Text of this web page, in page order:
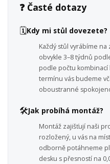
❓ Časté dotazy
🗓️Kdy mi stůl dovezete?
Každý stůl vyrábíme
obvykle 3–8 týdnů
podle počtu kombinací
termínu vás budeme
oboustranné
🛠️Jak probíhá montáž?
Montáž zajišťují naši
rozložený, u vás na
odborně potáhneme
desku s přesností na